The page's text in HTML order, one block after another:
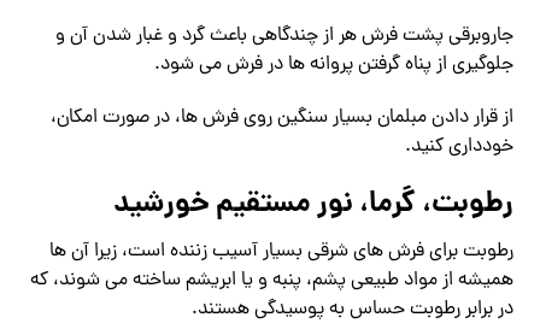
جاروبرقی پشت فرش هر از چندگاهی باعث گرد و غبار شدن آن و
جلوگیری از پناه گرفتن پروانه ها در فرش می شود.
از قرار دادن مبلمان بسیار سنگین روی فرش ها، در صورت امکان،
خودداری کنید.
رطوبت، گرما، نور مستقیم خورشید
رطوبت برای فرش های شرقی بسیار آسیب زننده است، زیرا آن ها
همیشه از مواد طبیعی پشم، پنبه و یا ابریشم ساخته می شوند، که
در برابر رطوبت حساس به پوسیدگی هستند.